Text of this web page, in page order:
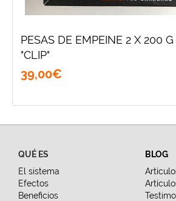
PESAS DE EMPEINE 2 X 200 G SISTEMA
"CLIP"
39,00€
QUÉ ES
El sistema
Efectos
Beneficios
BLOG